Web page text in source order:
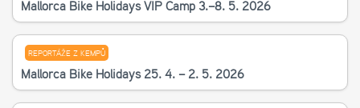
Mallorca Bike Holidays VIP Camp 3.–8. 5. 2026
REPORTÁŽE Z KEMPŮ
Mallorca Bike Holidays 25. 4. – 2. 5. 2026